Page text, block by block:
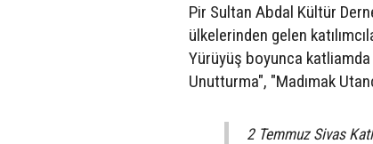
Pir Sultan Abdal Kültür
ülkelerinden gelen
Yürüyüş boyunca katliamda
Unutturma", "Madımak
2 Temmuz Sivas